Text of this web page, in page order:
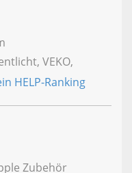
VEKO,
Zubehör